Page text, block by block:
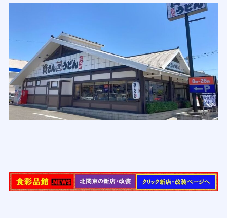
◇北関東
・6/1資さんうどん伊勢崎店
群馬県伊勢崎市東本町383-2